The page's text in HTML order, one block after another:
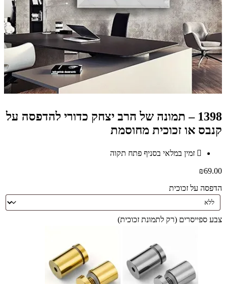
1398 – תמונה של הרב יצחק כדורי להדפסה על
קנבס או זכוכית מחוסמת
זמין במלאי בסניף פתח תקוה
₪69.00
הדפסה על זכוכית
צבע ספייסרים (רק לתמונת זכוכית)